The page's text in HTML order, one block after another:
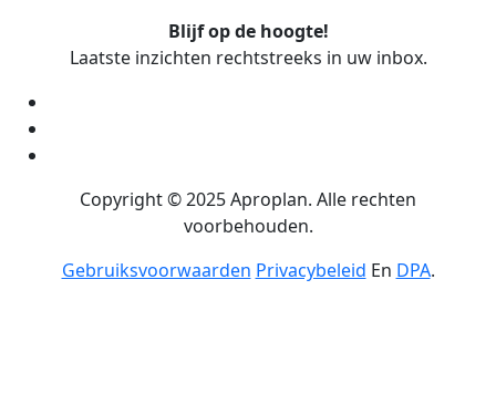
Blijf op de hoogte!
Laatste inzichten rechtstreeks in uw inbox.
Copyright ©2025Aproplan. Alle rechten
voorbehouden.
Gebruiksvoorwaarden Privacybeleid En DPA.